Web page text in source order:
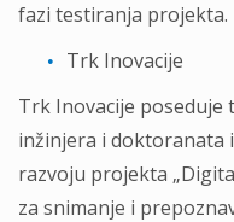
fazi testiranja projekta.
Trk Inovacije
Trk Inovacije poseduje
inžinjera i doktoranata
razvoju projekta
za snimanje i